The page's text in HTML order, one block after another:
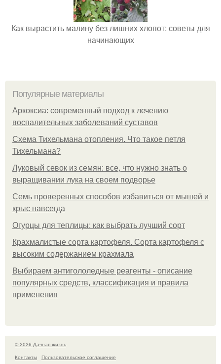
Как вырастить малину без лишних хлопот: советы для
начинающих
Популярные материалы
Аркоксиа: современный подход к лечению
воспалительных заболеваний суставов
Схема Тихельмана отопления. Что такое петля
Тихельмана?
Луковый севок из семян: все, что нужно знать о
выращивании лука на своем подворье
Семь проверенных способов избавиться от мышей и
крыс навсегда
Огурцы для теплицы: как выбрать лучший сорт
Крахмалистые сорта картофеля. Сорта картофеля с
высоким содержанием крахмала
Выбираем антигололедные реагенты - описание
популярных средств, классификация и правила
применения
© 2026 Дачная жизнь
Контакты
Пользовательское соглашение